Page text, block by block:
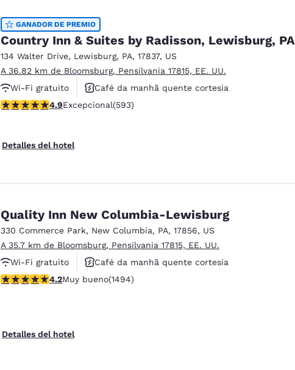
GANADOR DE PREMIO
Country Inn & Suites by Radisson, Lewisburg, PA
134 Walter Drive, Lewisburg, PA, 17837, US
A 36.82 km de Bloomsburg, Pensilvania 17815, EE. UU.
Wi-Fi gratuito
Café da manhã quente cortesia
Não fumante
calificación de 4.94 estrellas. Excepcional. 593 reseñas
4.9Excepcional(593)
Detalles del hotel
Quality Inn New Columbia-Lewisburg
330 Commerce Park, New Columbia, PA, 17856, US
A 35.7 km de Bloomsburg, Pensilvania 17815, EE. UU.
Wi-Fi gratuito
Café da manhã quente cortesia
Piscina externa
calificación de 4.15 estrellas. Muy bueno. 1494 reseñas
4.2Muy bueno(1494)
Detalles del hotel